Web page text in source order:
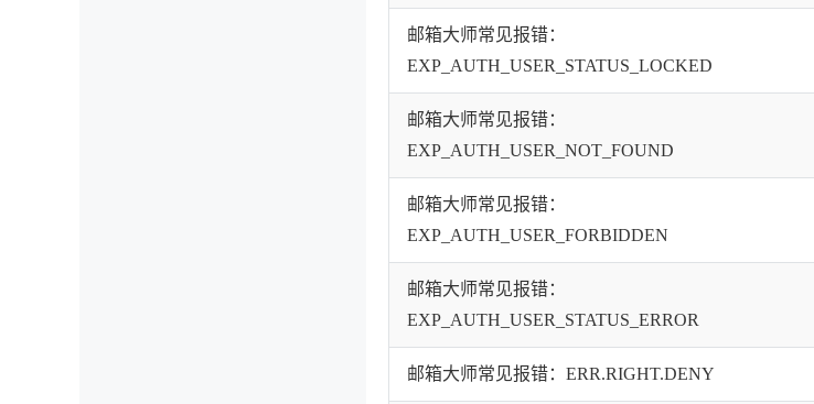
邮箱大师常见报错：
EXP_AUTH_USER_STATUS_LOCKED
邮箱大师常见报错：
EXP_AUTH_USER_NOT_FOUND
邮箱大师常见报错：
EXP_AUTH_USER_FORBIDDEN
邮箱大师常见报错：
EXP_AUTH_USER_STATUS_ERROR
邮箱大师常见报错：ERR.RIGHT.DENY